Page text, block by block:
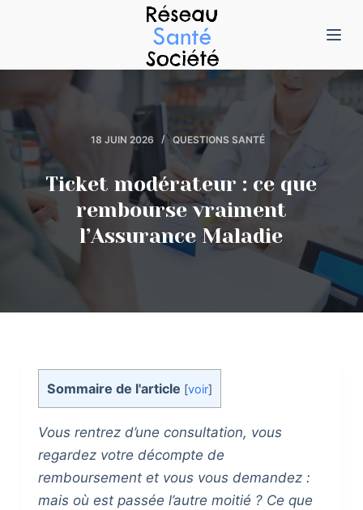
e
r
o
n
18 JUIN 2026 QUESTIONS SANTÉ
Ticket modérateur : ce que
rembourse vraiment
l’Assurance Maladie
Sommaire de l'article [voir]
Vous rentrez d’une consultation, vous
regardez votre décompte de
remboursement et vous vous demandez :
mais où est passée l’autre moitié ? Ce que